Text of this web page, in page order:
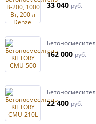
33 040 руб.
162 000 руб.
22 400 руб.